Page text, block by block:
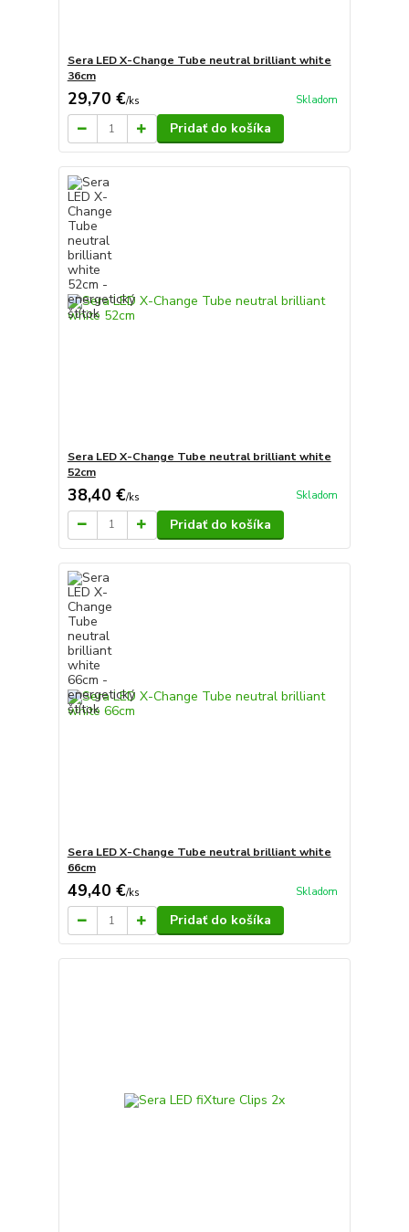
Sera LED X-Change Tube neutral brilliant white
36cm
29,70 €/ks Skladom
Pridať do košíka
Sera LED X-Change Tube neutral brilliant white
52cm
38,40 €/ks Skladom
Pridať do košíka
Sera LED X-Change Tube neutral brilliant white
66cm
49,40 €/ks Skladom
Pridať do košíka